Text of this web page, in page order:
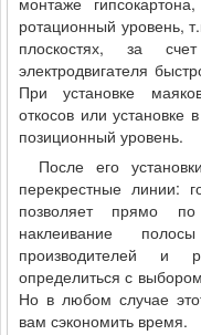
ротационный уровень,
плоскостях, за
электродвигателя
При установке
откосов или установке
позиционный уровень.
После его
перекрестные линии:
позволяет прямо
наклеивание
производителей и
определиться с
Но в любом случае
вам сэкономить время.